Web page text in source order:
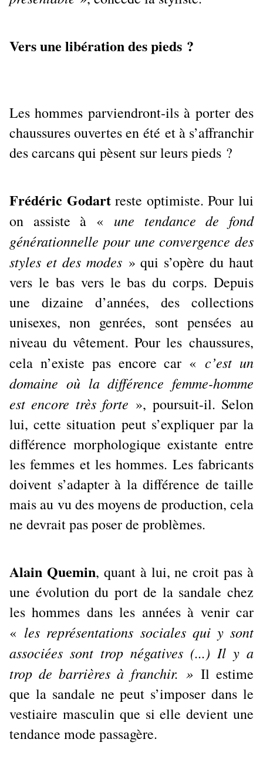
Vers une libération des pieds ?
Les hommes parviendront-ils à porter des
chaussures ouvertes en été et à s’affranchir
des carcans qui pèsent sur leurs pieds ?
Frédéric Godartreste optimiste. Pour lui
on assiste à « une tendance de fond
générationnelle pour une convergence des
styles et des modes» qui s’opère du haut
vers le bas vers le bas du corps. Depuis
une dizaine d’années, des collections
unisexes, non genrées, sont pensées au
niveau du vêtement. Pour les chaussures,
cela n’existe pas encore car «c’est un
domaine où la différence femme-homme
est encore très forte », poursuit-il. Selon
lui, cette situation peut s’expliquer par la
différence morphologique existante entre
les femmes et les hommes. Les fabricants
doivent s’adapter à la différence de taille
mais au vu des moyens de production, cela
ne devrait pas poser de problèmes.
Alain Quemin, quant à lui, ne croit pas à
une évolution du port de la sandale chez
les hommes dans les années à venir car
« les représentations sociales qui y sont
associées sont trop négatives (...) Il y a
trop de barrières à franchir. »Il estime
que la sandale ne peut s’imposer dans le
vestiaire masculin que si elle devient une
tendance mode passagère.